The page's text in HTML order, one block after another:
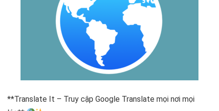
**Translate It – Truy cập Google Translate mọi nơi mọi